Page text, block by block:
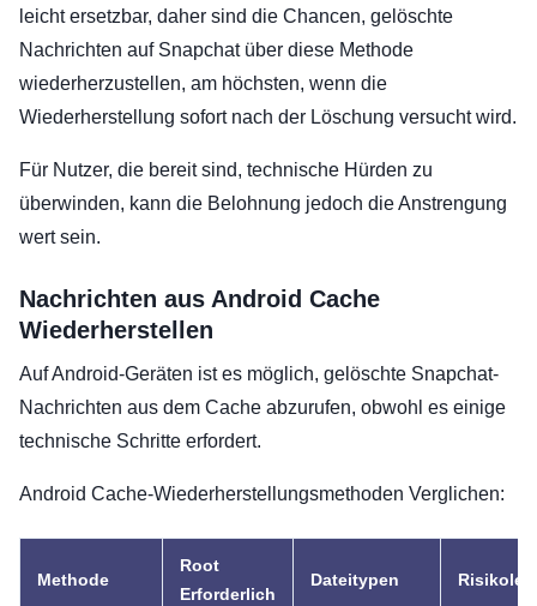
leicht ersetzbar, daher sind die Chancen, gelöschte
Nachrichten auf Snapchat über diese Methode
wiederherzustellen, am höchsten, wenn die
Wiederherstellung sofort nach der Löschung versucht wird.
Für Nutzer, die bereit sind, technische Hürden zu
überwinden, kann die Belohnung jedoch die Anstrengung
wert sein.
Nachrichten aus Android Cache
Wiederherstellen
Auf Android-Geräten ist es möglich, gelöschte Snapchat-
Nachrichten aus dem Cache abzurufen, obwohl es einige
technische Schritte erfordert.
Android Cache-Wiederherstellungsmethoden Verglichen:
Methode
Root
Erforderlich
Dateitypen